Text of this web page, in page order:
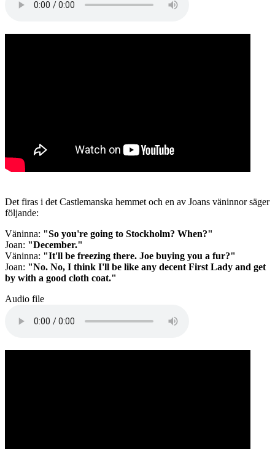
Det firas i det Castlemanska hemmet och en av Joans väninnor säger
följande:
Väninna: "So you're going to Stockholm? When?"
Joan: "December."
Väninna: "It'll be freezing there. Joe buying you a fur?"
Joan: "No. No, I think I'll be like any decent First Lady and get
by with a good cloth coat."
Audio file